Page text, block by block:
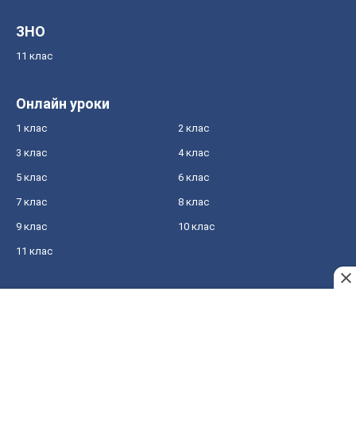
ЗНО
11 клас
Онлайн уроки
1 клас 2 клас
3 клас 4 клас
5 клас 6 клас
7 клас 8 клас
9 клас 10 клас
11 клас